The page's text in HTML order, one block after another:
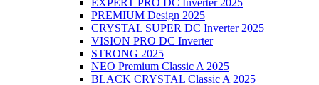
EXPERT PRO DC Inverter 2025
PREMIUM Design 2025
CRYSTAL SUPER DC Inverter 2025
VISION PRO DC Inverter
STRONG 2025
NEO Premium Classic A 2025
BLACK CRYSTAL Classic A 2025